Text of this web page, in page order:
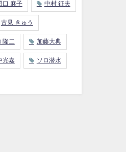
口 麻子 中村 征夫
古見 きゅう
隆二 加藤大典
光嘉 ソロ潜水